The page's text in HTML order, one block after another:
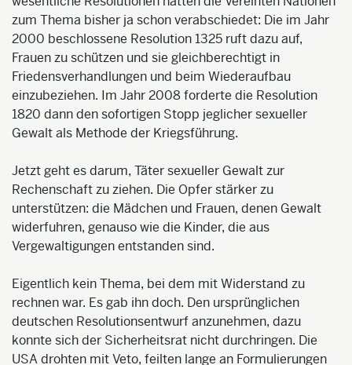
zum Thema bisher ja schon verabschiedet: Die im Jahr
2000 beschlossene Resolution 1325 ruft dazu auf,
Frauen zu schützen und sie gleichberechtigt in
Friedensverhandlungen und beim Wiederaufbau
einzubeziehen. Im Jahr 2008 forderte die Resolution
1820 dann den sofortigen Stopp jeglicher sexueller
Gewalt als Methode der Kriegsführung.
Jetzt geht es darum, Täter sexueller Gewalt zur
Rechenschaft zu ziehen. Die Opfer stärker zu
unterstützen: die Mädchen und Frauen, denen Gewalt
widerfuhren, genauso wie die Kinder, die aus
Vergewaltigungen entstanden sind.
Eigentlich kein Thema, bei dem mit Widerstand zu
rechnen war. Es gab ihn doch. Den ursprünglichen
deutschen Resolutionsentwurf anzunehmen, dazu
konnte sich der Sicherheitsrat nicht durchringen. Die
USA drohten mit Veto, feilten lange an Formulierungen